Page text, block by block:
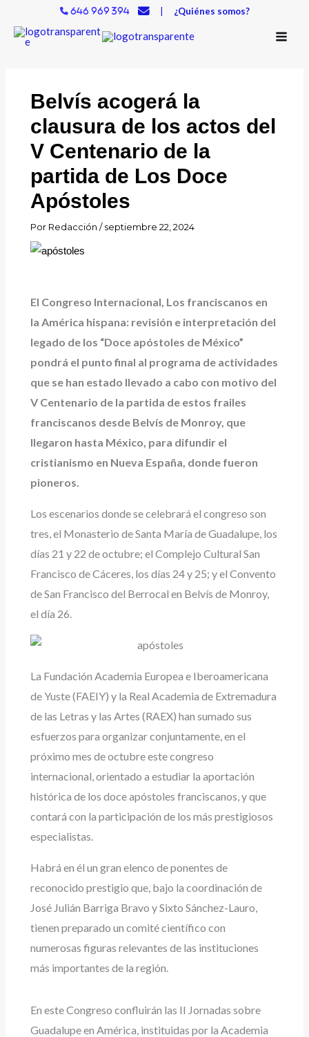
contenido
646 969 394 | ¿Quiénes somos?
Belvís acogerá la
clausura de los actos del
V Centenario de la
partida de Los Doce
Apóstoles
Por Redacción/septiembre 22, 2024
El Congreso Internacional, Los franciscanos en
la América hispana: revisión e interpretación del
legado de los “Doce apóstoles de México”
pondrá el punto final al programa de actividades
que se han estado llevado a cabo con motivo del
V Centenario de la partida de estos frailes
franciscanos desde Belvís de Monroy, que
llegaron hasta México, para difundir el
cristianismo en Nueva España, donde fueron
pioneros.
Los escenarios donde se celebrará el congreso son
tres, el Monasterio de Santa María de Guadalupe, los
días 21 y 22 de octubre; el Complejo Cultural San
Francisco de Cáceres, los días 24 y 25; y el Convento
de San Francisco del Berrocal en Belvís de Monroy,
el día 26.
La Fundación Academia Europea e Iberoamericana
de Yuste (FAEIY) y la Real Academia de Extremadura
de las Letras y las Artes (RAEX) han sumado sus
esfuerzos para organizar conjuntamente, en el
próximo mes de octubre este congreso
internacional, orientado a estudiar la aportación
histórica de los doce apóstoles franciscanos, y que
contará con la participación de los más prestigiosos
especialistas.
Habrá en él un gran elenco de ponentes de
reconocido prestigio que, bajo la coordinación de
José Julián Barriga Bravo y Sixto Sánchez-Lauro,
tienen preparado un comité científico con
numerosas figuras relevantes de las instituciones
más importantes de la región.
En este Congreso confluirán las II Jornadas sobre
Guadalupe en América, instituidas por la Academia